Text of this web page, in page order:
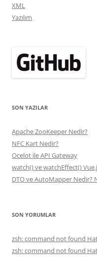
XML
Yazılım
SON YAZILAR
Apache ZooKeeper Nedir?
NFC Kart Nedir?
Ocelot ile API Gateway
watch() ve watchEffect()
DTO ve AutoMapper Nedir?
SON YORUMLAR
zsh: command not found
zsh: command not found